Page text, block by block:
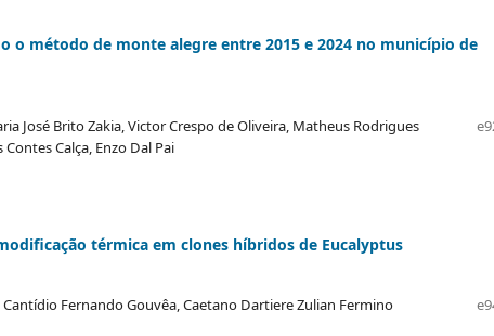
o método de monte alegre entre 2015 e 2024 no município de
José Brito Zakia, Victor Crespo de Oliveira, Matheus Rodrigues
Calça, Enzo Dal Pai
térmica em clones híbridos de Eucalyptus
Fernando Gouvêa, Caetano Dartiere Zulian Fermino